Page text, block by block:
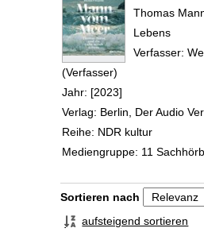
Thomas
Lebens
Verfasser:
(Verfasser)
Jahr: [2023]
Verlag: Berlin, Der Audio
Reihe: NDR kultur
Mediengruppe: 11
Zu den Suchfiltern springen
Sortieren nach
aufsteigend sortieren